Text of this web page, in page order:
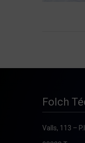
Folch
Valls, 113 –